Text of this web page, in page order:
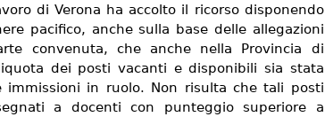
di Verona ha accolto il ricorso disponendo
pacifico, anche sulla base delle allegazioni
convenuta, che anche nella Provincia di
dei posti vacanti e disponibili sia stata
immissioni in ruolo. Non risulta che tali posti
a docenti con punteggio superiore a